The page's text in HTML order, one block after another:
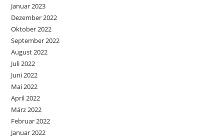
Januar 2023
Dezember 2022
Oktober 2022
September 2022
August 2022
Juli 2022
Juni 2022
Mai 2022
April 2022
März 2022
Februar 2022
Januar 2022